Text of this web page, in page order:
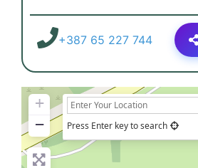
+387 65 227 744
+
−
Press Enter key to search